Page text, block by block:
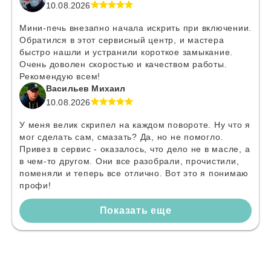
10.08.2026
Мини-печь внезапно начала искрить при включении.
Обратился в этот сервисный центр, и мастера
быстро нашли и устранили короткое замыкание.
Очень доволен скоростью и качеством работы.
Рекомендую всем!
Васильев Михаил
10.08.2026
У меня велик скрипел на каждом повороте. Ну что я
мог сделать сам, смазать? Да, но не помогло.
Привез в сервис - оказалось, что дело не в масле, а
в чем-то другом. Они все разобрали, прочистили,
поменяли и теперь все отлично. Вот это я понимаю
профи!
Показать еще